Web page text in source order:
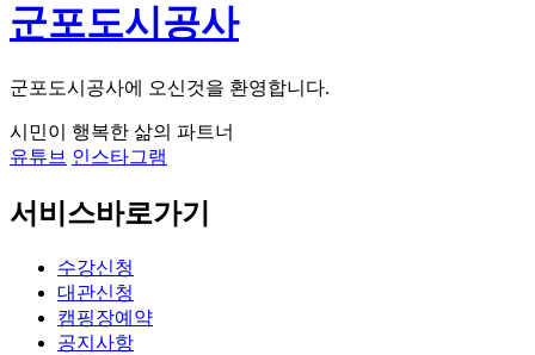
군포도시공사
군포도시공사에 오신것을 환영합니다.
시민이 행복한 삶의 파트너
유튜브 인스타그램
서비스바로가기
수강신청
대관신청
캠핑장예약
공지사항